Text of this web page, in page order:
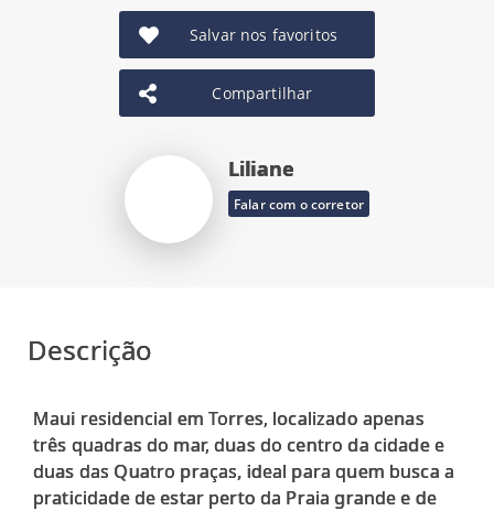
Salvar nos favoritos
Compartilhar
Liliane
Falar com o corretor
Descrição
Maui residencial em Torres, localizado apenas
três quadras do mar, duas do centro da cidade e
duas das Quatro praças, ideal para quem busca a
praticidade de estar perto da Praia grande e de